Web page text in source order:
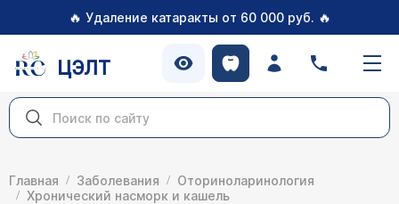
🔥 Удаление катаракты от 60 000 руб. 🔥
ЦЭЛТ
Главная Заболевания
Оториноларинология
Хронический насморк и кашель